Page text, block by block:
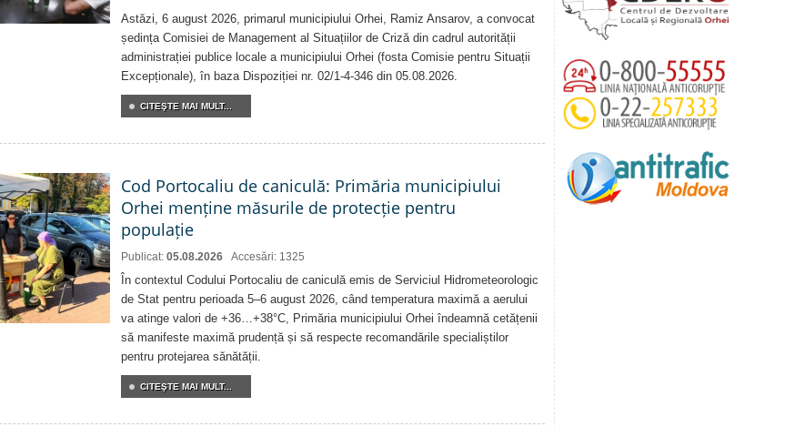
Astăzi, 6 august 2026, primarul municipiului Orhei, Ramiz Ansarov, a convocat
ședința Comisiei de Management al Situațiilor de Criză din cadrul autorității
administrației publice locale a municipiului Orhei (fosta Comisie pentru Situații
Excepționale), în baza Dispoziției nr. 02/1-4-346 din 05.08.2026.
CITEŞTE MAI MULT...
Cod Portocaliu de caniculă: Primăria municipiului
Orhei menține măsurile de protecție pentru
populație
Publicat: 05.08.2026 Accesări: 1325
În contextul Codului Portocaliu de caniculă emis de Serviciul Hidrometeorologic
de Stat pentru perioada 5–6 august 2026, când temperatura maximă a aerului
va atinge valori de +36…+38°C, Primăria municipiului Orhei îndeamnă cetățenii
să manifeste maximă prudență și să respecte recomandările specialiștilor
pentru protejarea sănătății.
CITEŞTE MAI MULT...